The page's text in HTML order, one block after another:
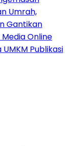
Umrah,
Gantikan
Online
Publikasi